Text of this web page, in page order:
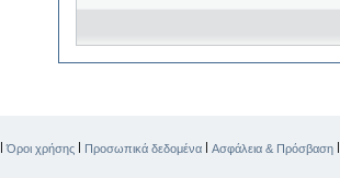
|Όροι χρήσης | Προσωπικά δεδομένα | Ασφάλεια & Πρόσβαση